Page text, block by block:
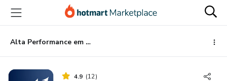
para
conteúdo
principal
para
pagamento
para
rodapé
Alta Performance em Gestão + Gestão por OKR's
4.9 (12)